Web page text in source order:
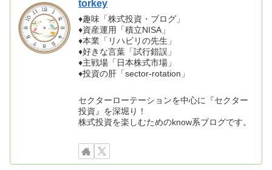
torkey
♦趣味「株式投資・ブログ」
♦資産運用「積立NISA」
♦本業「リハビリの先生」
♦好きな言葉「試行錯誤」
♦主戦場「日本株式市場」
♦投資の肝「sector-rotation」
セクターローテーションを中心に『セクター
投資』を深堀り！
株式投資を楽しむためのknow系ブログです。